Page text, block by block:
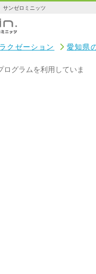
サンゼロミニッツ
クゼーション 愛知県
グラムを利用していま